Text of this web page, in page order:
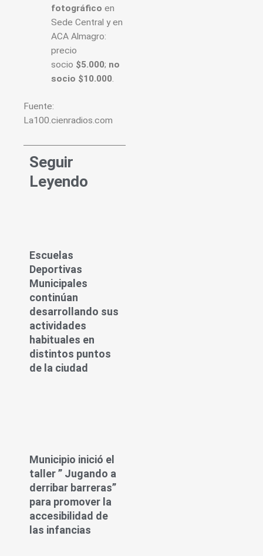
fotográfico en
Sede Central y en
ACA Almagro:
precio
socio $5.000; no
socio $10.000.
Fuente:
La100.cienradios.com
Seguir
Leyendo
Escuelas
Deportivas
Municipales
continúan
desarrollando sus
actividades
habituales en
distintos puntos
de la ciudad
Municipio inició el
taller ” Jugando a
derribar barreras”
para promover la
accesibilidad de
las infancias